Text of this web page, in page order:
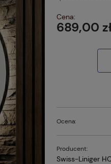
Cena:
689,00
Ocena:
Producent:
Swiss-Liniger